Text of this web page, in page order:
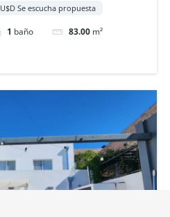
U$D Se escucha propuesta
1 baño 83.00 m²